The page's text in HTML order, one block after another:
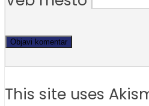
This site uses